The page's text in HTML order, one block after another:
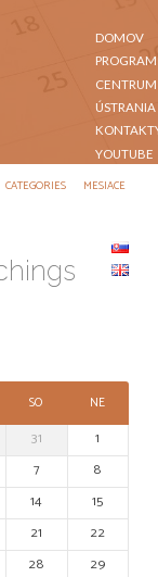
DOMOV
PROGRAM
CENTRUM
ÚSTRANIA
YOUTUBE
CATEGORIES MESIACE
SO NE
31
1
7
8
14
15
21
22
28
29